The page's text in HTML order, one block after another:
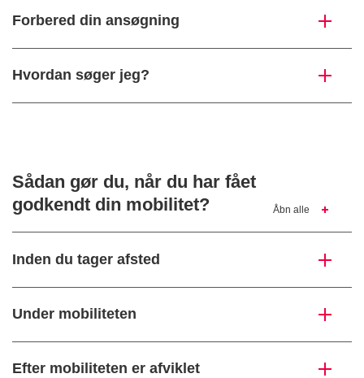
Forbered din ansøgning
Hvordan søger jeg?
Sådan gør du, når du har fået
godkendt din mobilitet?
Åbn alle
Inden du tager afsted
Under mobiliteten
Efter mobiliteten er afviklet